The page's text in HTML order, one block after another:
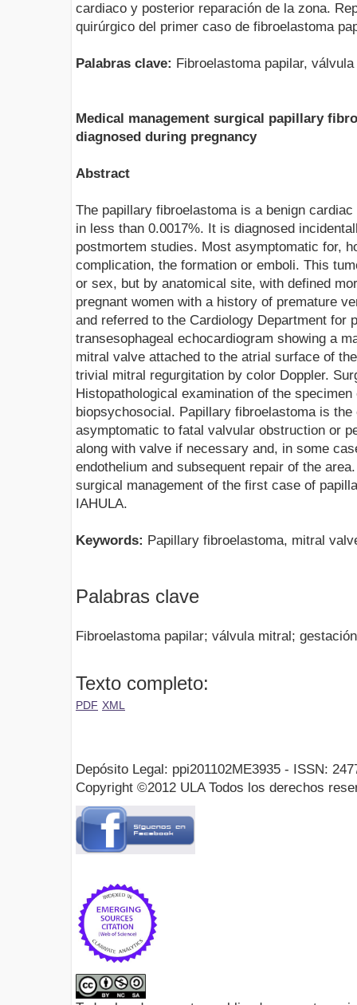
cardiaco y posterior reparación de la zona.
quirúrgico del primer caso de fibroelastoma
Palabras clave: Fibroelastoma papilar,
Medical management surgical papillary
diagnosed during pregnancy
Abstract
The papillary fibroelastoma is a benign
in less than 0.0017%. It is diagnosed
postmortem studies. Most asymptomatic for,
complication, the formation or emboli. This
or sex, but by anatomical site, with defined
pregnant women with a history of premature
and referred to the Cardiology Department for
transesophageal echocardiogram showing a
mitral valve attached to the atrial surface of
trivial mitral regurgitation by color Doppler.
Histopathological examination of the
biopsychosocial. Papillary fibroelastoma is
asymptomatic to fatal valvular obstruction or
along with valve if necessary and, in some
endothelium and subsequent repair of the
surgical management of the first case of
IAHULA.
Keywords: Papillary fibroelastoma, mitral
Palabras clave
Fibroelastoma papilar; válvula mitral; gestación
Texto completo:
PDF XML
Depósito Legal: ppi201102ME3935 - ISSN:
Copyright ©2012 ULA Todos los derechos